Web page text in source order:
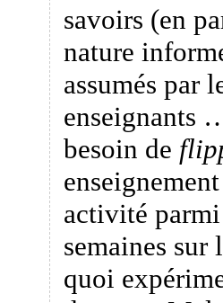
savoirs (en
nature
assumés par
enseignants
besoin de
activité parmi
semaines sur
quoi